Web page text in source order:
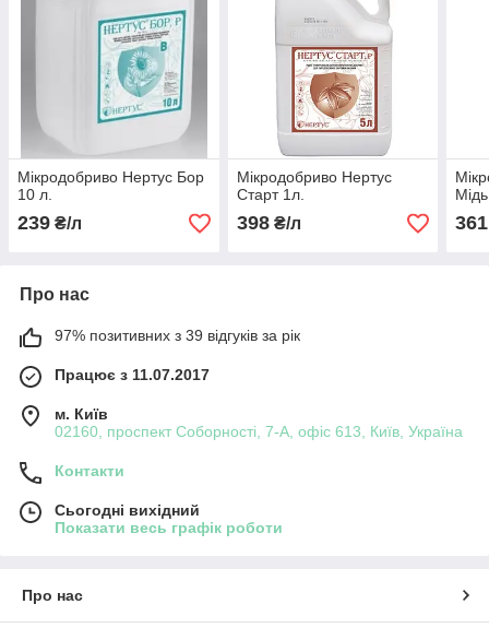
Мікродобриво Нертус Бор
10 л.
239 ₴/л
Мікродобриво Нертус
Старт 1л.
398₴/л 361
Про нас
97% позитивних з 39 відгуків за рік
Працює з 11.07.2017
м. Київ
02160, проспект Соборності, 7-А, офіс 613, Київ, Україна
Контакти
Сьогодні вихідний
Показати весь графік роботи
Про нас